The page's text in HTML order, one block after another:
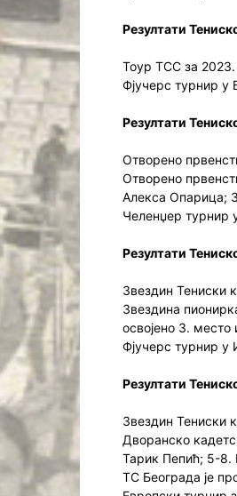
Резултати
Тоур ТСС за 2023.
Фјучерс турнир у
Резултати
Отворено
Отворено
Алекса Опарица;
Челенџер турнир
Резултати
Звездин Тениски
Звездина
освојено 3.
Фјучерс турнир у
Резултати
Звездин Тениски
Дворанско
Тарик Пепић; 5-8.
ТС Београда је